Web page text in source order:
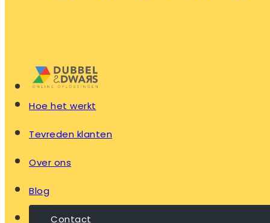
Hoe het werkt
Tevreden klanten
Over ons
Blog
Contact